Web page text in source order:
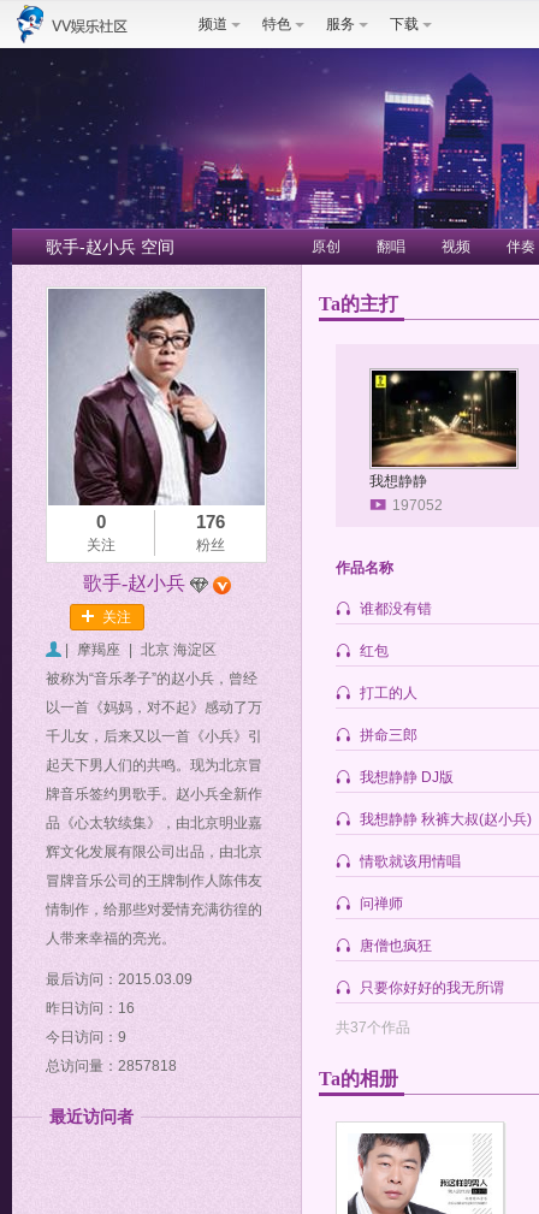
频道 特色 服务 下载
歌手-赵小兵 空间 原创 翻唱 视频 伴奏
0
关注
176
粉丝
歌手-赵小兵
关注
摩羯座
北京 海淀区
被称为“音乐孝子”的赵小兵，曾经
以一首《妈妈，对不起》感动了万
千儿女，后来又以一首《小兵》引
起天下男人们的共鸣。现为北京冒
牌音乐签约男歌手。赵小兵全新作
品《心太软续集》，由北京明业嘉
辉文化发展有限公司出品，由北京
冒牌音乐公司的王牌制作人陈伟友
情制作，给那些对爱情充满彷徨的
人带来幸福的亮光。
最后访问：2015.03.09
昨日访问：16
今日访问：9
总访问量：2857818
最近访问者
Ta的主打
我想静静
197052
作品名称
谁都没有错
红包
打工的人
拼命三郎
我想静静 DJ版
我想静静 秋裤大叔(赵小兵)
情歌就该用情唱
问禅师
唐僧也疯狂
只要你好好的我无所谓
共37个作品
Ta的相册